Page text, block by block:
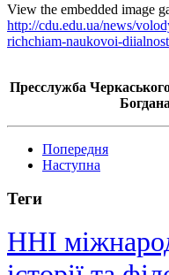
View the embedded image
http://cdu.edu.ua/news/
richchiam-naukovoi-
Пресслужба Черкаського
Попередня
Наступна
Теги
ННІ